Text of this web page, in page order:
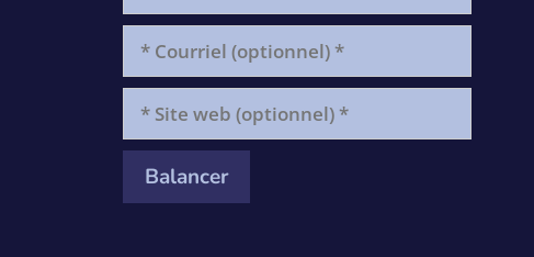
suis
Courriel
(optionnel)
Site
web
(optionnel)